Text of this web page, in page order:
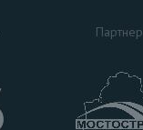
Партнер